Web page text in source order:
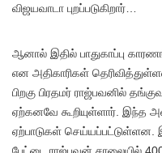
விஜயவாடா புறப்படுகிறார்…
ஆனால் இதில் பாதுகாப்பு
என அதிகாரிகள்
பிறகு பிரதமர் ராஜ்பவனில்
ஏற்கனவே கூறியுள்ளார். இந்த
ஏற்பாடுகள் செய்யப்பட்டுள்ளன.
பேட்டை ராஜ்பவன் சாலையில்